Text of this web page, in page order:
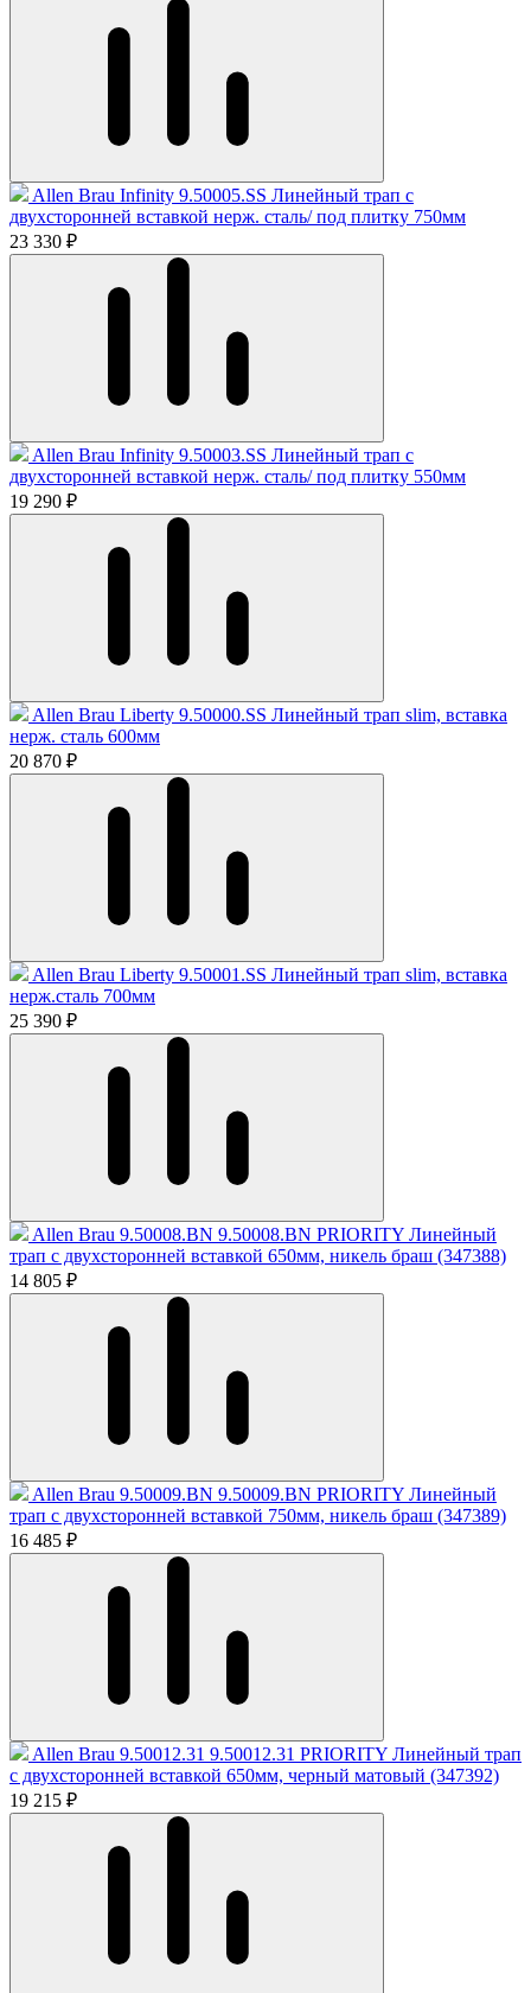
Allen Brau Infinity 9.50005.SS Линейный трап с
двухсторонней вставкой нерж. сталь/ под плитку 750мм
23 330 ₽
Allen Brau Infinity 9.50003.SS Линейный трап с
двухсторонней вставкой нерж. сталь/ под плитку 550мм
19 290 ₽
Allen Brau Liberty 9.50000.SS Линейный трап slim, вставка
нерж. сталь 600мм
20 870 ₽
Allen Brau Liberty 9.50001.SS Линейный трап slim, вставка
нерж.сталь 700мм
25 390 ₽
Allen Brau 9.50008.BN 9.50008.BN PRIORITY Линейный
трап с двухсторонней вставкой 650мм, никель браш (347388)
14 805 ₽
Allen Brau 9.50009.BN 9.50009.BN PRIORITY Линейный
трап с двухсторонней вставкой 750мм, никель браш (347389)
16 485 ₽
Allen Brau 9.50012.31 9.50012.31 PRIORITY Линейный трап
с двухсторонней вставкой 650мм, черный матовый (347392)
19 215 ₽